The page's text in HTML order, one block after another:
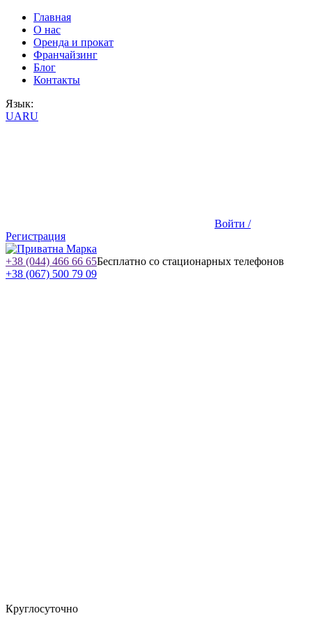
Главная
О нас
Оренда и прокат
Франчайзинг
Блог
Контакты
Язык:
UARU
Войти /
Регистрация
+38 (044) 466 66 65Бесплатно со стационарных телефонов
+38 (067) 500 79 09
Круглосуточно